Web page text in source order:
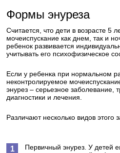
Формы энуреза
Считается, что дети в возрасте 5
мочеиспускание как днем, так и
ребенок развивается
учитывать его психофизическое
Если у ребенка при нормальном
неконтролируемое
энурез – серьезное заболевание,
диагностики и лечения.
Различают несколько видов этого
Первичный энурез. У детей